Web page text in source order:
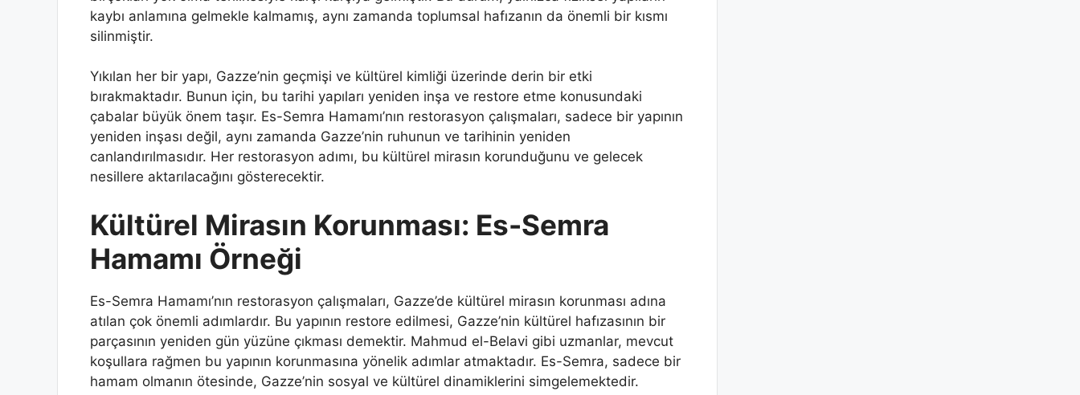
kaybı anlamına gelmekle kalmamış, aynı zamanda toplumsal hafızanın da önemli bir kısmı
silinmiştir.
Yıkılan her bir yapı, Gazze’nin geçmişi ve kültürel kimliği üzerinde derin bir etki
bırakmaktadır. Bunun için, bu tarihi yapıları yeniden inşa ve restore etme konusundaki
çabalar büyük önem taşır. Es-Semra Hamamı’nın restorasyon çalışmaları, sadece bir yapının
yeniden inşası değil, aynı zamanda Gazze’nin ruhunun ve tarihinin yeniden
canlandırılmasıdır. Her restorasyon adımı, bu kültürel mirasın korunduğunu ve gelecek
nesillere aktarılacağını gösterecektir.
Kültürel Mirasın Korunması: Es-Semra
Hamamı Örneği
Es-Semra Hamamı’nın restorasyon çalışmaları, Gazze’de kültürel mirasın korunması adına
atılan çok önemli adımlardır. Bu yapının restore edilmesi, Gazze’nin kültürel hafızasının bir
parçasının yeniden gün yüzüne çıkması demektir. Mahmud el-Belavi gibi uzmanlar, mevcut
koşullara rağmen bu yapının korunmasına yönelik adımlar atmaktadır. Es-Semra, sadece bir
hamam olmanın ötesinde, Gazze’nin sosyal ve kültürel dinamiklerini simgelemektedir.